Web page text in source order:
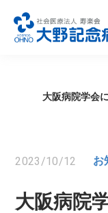
大阪病院学会
2023/10/12 お
大阪病院